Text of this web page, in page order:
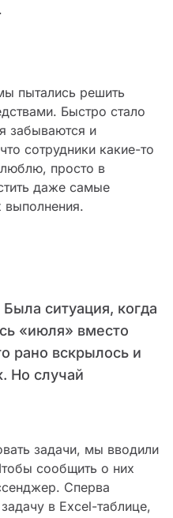
пытались решить
Быстро стало
забываются и
сотрудники какие-то
просто в
даже самые
выполнения.
ситуация, когда
«июля» вместо
рано вскрылось и
Но случай
задачи, мы вводили
сообщить о них
Сперва
в Excel-таблице,